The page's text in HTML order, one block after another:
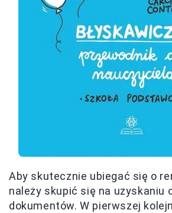
Aby skutecznie ubiegać się o
należy skupić się na uzyskaniu
dokumentów. W pierwszej